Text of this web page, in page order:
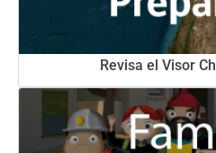
Revisa el Visor